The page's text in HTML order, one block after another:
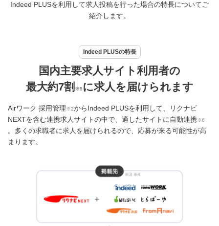
Indeed PLUSを利用して求人投稿を行った場合の特長についてご
紹介します。
Indeed PLUSの特長
国内主要求人サイト利用者の
最大約7割 ※5に求人を届けられます
Airワーク 採用管理※2からIndeed PLUSを利用して、リクナビ
NEXTを含む連携求人サイトの中で、適したサイトに自動連携※6
。多くの求職者に求人を届けられるので、応募が来る可能性が高
まります。